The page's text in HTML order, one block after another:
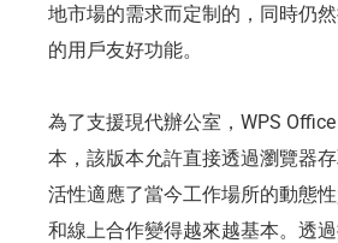
地市場的需求而定制的，同時仍
的用戶友好功能。
為了支援現代辦公室，WPS
本，該版本允許直接透過瀏覽器
活性適應了當今工作場所的動態
和線上合作變得越來越基本。透